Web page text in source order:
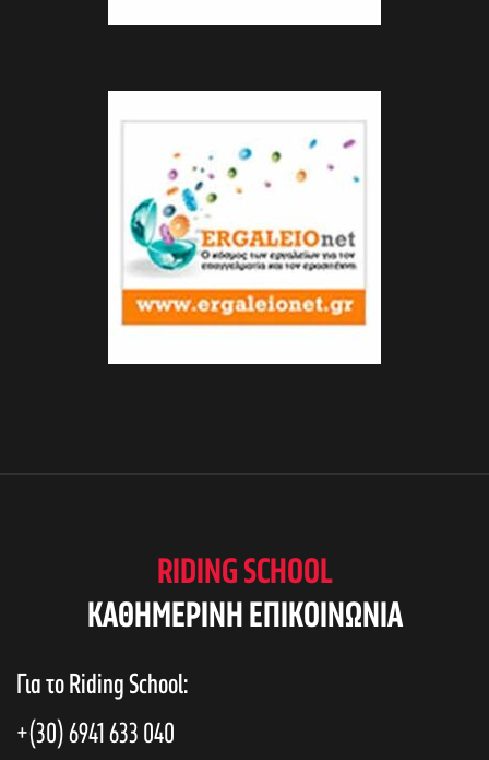
RIDING SCHOOL
KAΘΗΜΕΡΙΝΗ ΕΠΙΚΟΙΝΩΝΙΑ
Για το Riding School:
+(30) 6941 633 040